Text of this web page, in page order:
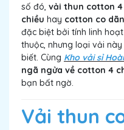
số đó, vải thun cotton 4
chiều hay cotton co
đặc biệt bởi tính linh
thuộc, nhưng loại vải
biết. Cùng Kho vải sỉ
ngã ngửa về cotton 4
bạn bất ngờ.
Vải thun